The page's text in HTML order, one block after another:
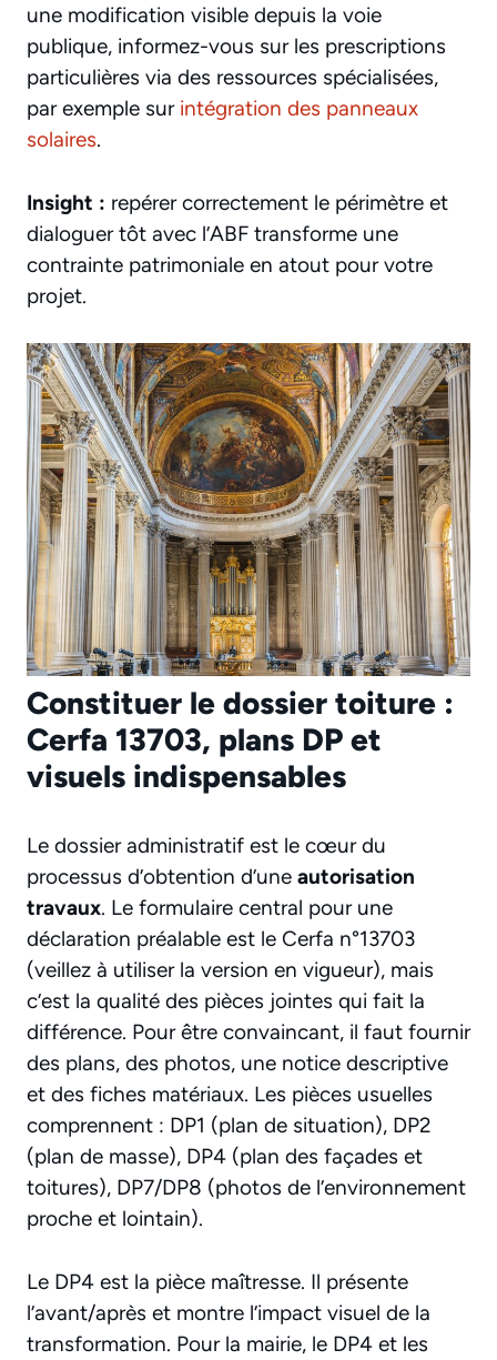
une modification visible depuis la voie
publique, informez-vous sur les prescriptions
particulières via des ressources spécialisées,
par exemple sur intégration des panneaux
solaires.
Insight : repérer correctement le périmètre et
dialoguer tôt avec l’ABF transforme une
contrainte patrimoniale en atout pour votre
projet.
Constituer le dossier toiture :
Cerfa 13703, plans DP et
visuels indispensables
Le dossier administratif est le cœur du
processus d’obtention d’une autorisation
travaux. Le formulaire central pour une
déclaration préalable est le Cerfa n°13703
(veillez à utiliser la version en vigueur), mais
c’est la qualité des pièces jointes qui fait la
différence. Pour être convaincant, il faut fournir
des plans, des photos, une notice descriptive
et des fiches matériaux. Les pièces usuelles
comprennent : DP1 (plan de situation), DP2
(plan de masse), DP4 (plan des façades et
toitures), DP7/DP8 (photos de l’environnement
proche et lointain).
Le DP4 est la pièce maîtresse. Il présente
l’avant/après et montre l’impact visuel de la
transformation. Pour la mairie, le DP4 et les